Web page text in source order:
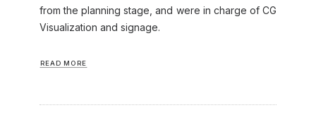
from the planning stage, and were in charge of CG
Visualization and signage.
READ MORE